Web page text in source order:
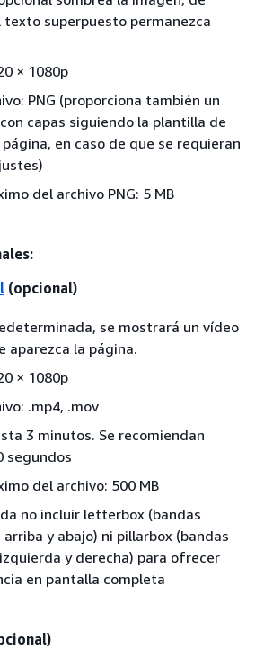
texto superpuesto permanezca
× 1080p
PNG (proporciona también un
capas siguiendo la plantilla de
página, en caso de que se requieran
del archivo PNG: 5 MB
(opcional)
se mostrará un vídeo
aparezca la página.
× 1080p
.mp4, .mov
3 minutos. Se recomiendan
segundos
del archivo: 500 MB
no incluir letterbox (bandas
y abajo) ni pillarbox (bandas
y derecha) para ofrecer
en pantalla completa